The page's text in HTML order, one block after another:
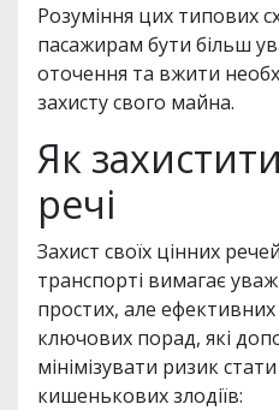
Розуміння цих типових
пасажирам бути більш
оточення та вжити
захисту свого майна.
Як
речі
Захист своїх цінних
транспорті вимагає
простих, але
ключових порад, які
мінімізувати ризик
кишенькових злодіїв: